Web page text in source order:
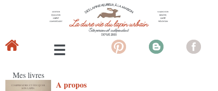
Mes livres
A propos